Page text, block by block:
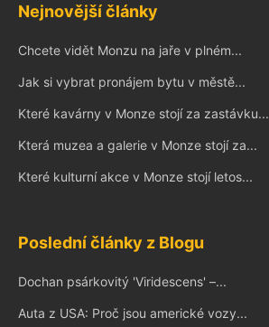
Nejnovější články
Chcete vidět Monzu na jaře v plném...
Jak si vybrat pronájem bytu v městě...
Které kavárny v Monze stojí za zastávku...
Která muzea a galerie v Monze stojí za...
Které kulturní akce v Monze stojí letos...
Poslední články z Blogu
Dochan psárkovitý 'Viridescens' –...
Auta z USA: Proč jsou americké vozy...